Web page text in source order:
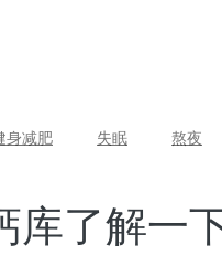
身减肥 失眠 熬夜
了解一